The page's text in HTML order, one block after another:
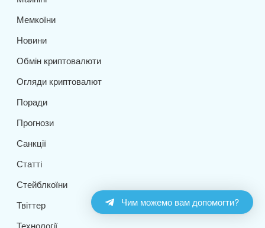
Мемкоїни
Новини
Обмін криптовалюти
Огляди криптовалют
Поради
Прогнози
Санкції
Статті
Стейблкоїни
Твіттер
Технології
Чим можемо вам допомогти?